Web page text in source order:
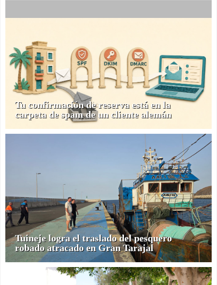
Tu confirmación de reserva está en la
carpeta de spam de un cliente alemán
Tuineje logra el traslado del pesquero
robado atracado en Gran Tarajal